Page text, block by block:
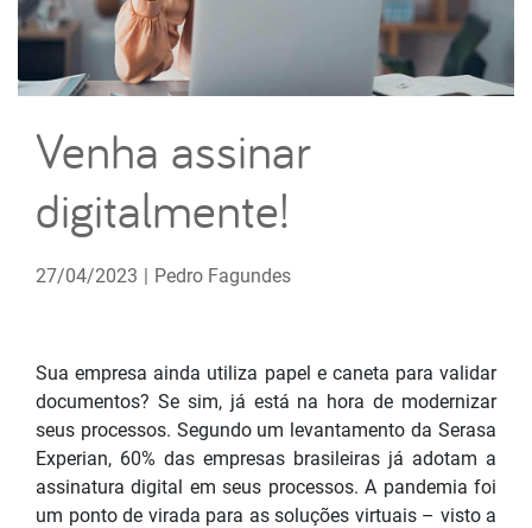
Venha assinar
digitalmente!
27/04/2023 | Pedro Fagundes
Sua empresa ainda utiliza papel e caneta para validar
documentos? Se sim, já está na hora de modernizar
seus processos. Segundo um levantamento da Serasa
Experian, 60% das empresas brasileiras já adotam a
assinatura digital em seus processos. A pandemia foi
um ponto de virada para as soluções virtuais – visto a